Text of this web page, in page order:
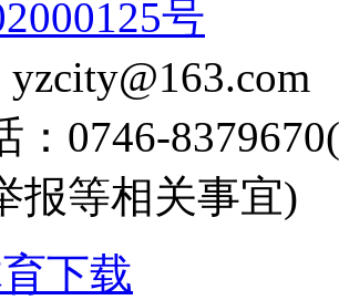
号
：0746-
报等相关事宜)
下载